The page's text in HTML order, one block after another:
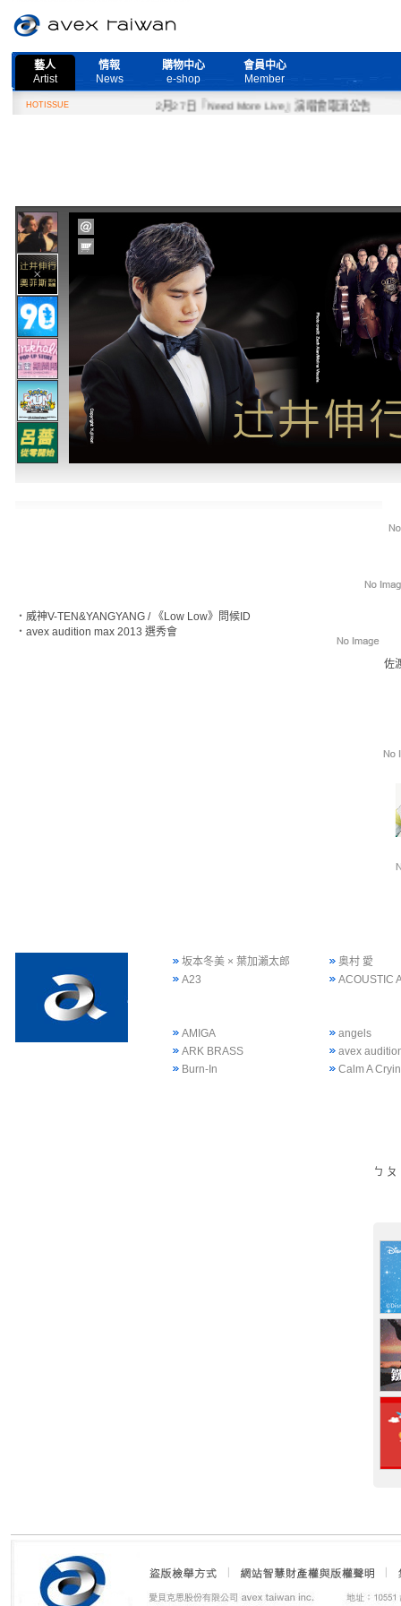
藝人
Artist
情報
News
購物中心
e-shop
會員中心
Member
HOTISSUE 2月27日『Need More Live』演唱會取消公告
‧ 威神V-TEN&YANGYANG / 《Low Low》問候ID
‧ avex audition max 2013 選秀會
佐
坂本冬美 × 葉加瀨太郎
奥村 愛
A23
ACOUSTIC
AMIGA
angels
ARK BRASS
avex
Burn-In
Calm A
ㄅ ㄆ